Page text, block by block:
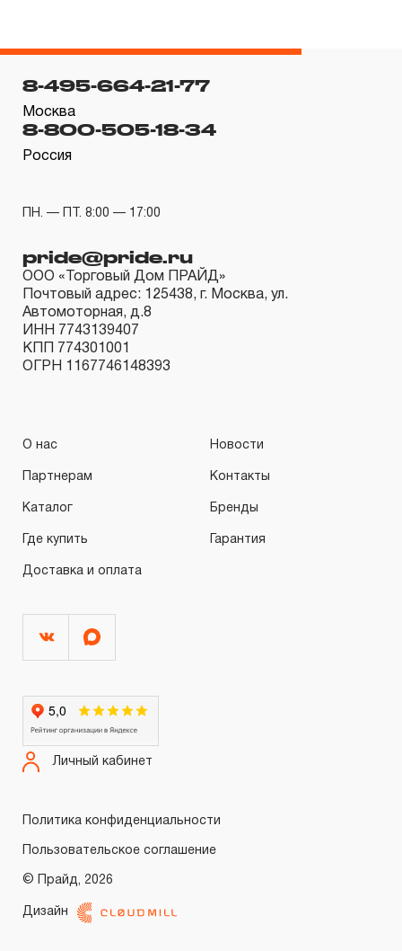
Войти
8-495-664-21-77
Москва
8-800-505-18-34
Россия
ПН. — ПТ. 8:00 — 17:00
pride@pride.ru
ООО «Торговый Дом ПРАЙД»
Почтовый адрес: 125438, г. Москва, ул.
Автомоторная, д.8
ИНН 7743139407
КПП 774301001
ОГРН 1167746148393
О нас Новости
Партнерам Контакты
Каталог Бренды
Где купить Гарантия
Доставка и оплата
Личный кабинет
Политика конфиденциальности
Пользовательское соглашение
© Прайд, 2026
Дизайн